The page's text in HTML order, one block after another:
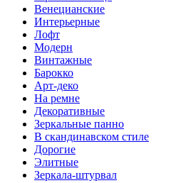
Венецианские
Интерьерные
Лофт
Модерн
Винтажные
Барокко
Арт-деко
На ремне
Декоративные
Зеркальные панно
В скандинавском стиле
Дорогие
Элитные
Зеркала-штурвал